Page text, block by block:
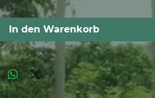
In den Warenkorb